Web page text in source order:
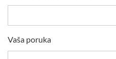
Vaša poruka